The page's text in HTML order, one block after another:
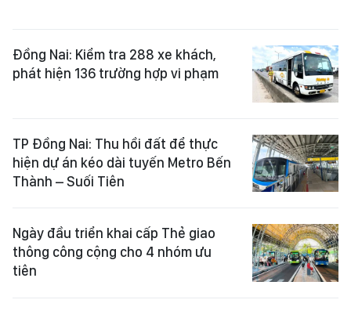
Đồng Nai: Kiểm tra 288 xe khách,
phát hiện 136 trường hợp vi phạm
TP Đồng Nai: Thu hồi đất để thực
hiện dự án kéo dài tuyến Metro Bến
Thành – Suối Tiên
Ngày đầu triển khai cấp Thẻ giao
thông công cộng cho 4 nhóm ưu
tiên